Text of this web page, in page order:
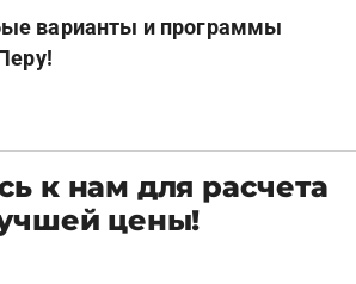
варианты и программы
к нам для расчета
цены!